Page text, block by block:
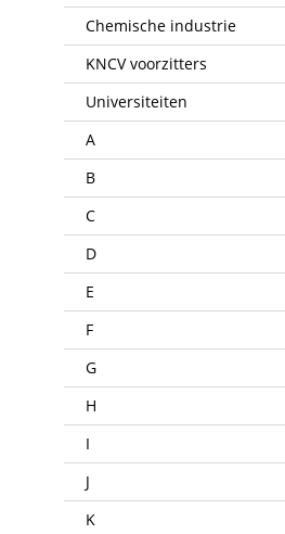
Chemische industrie
KNCV voorzitters
Universiteiten
A
B
C
D
E
F
G
H
I
J
K